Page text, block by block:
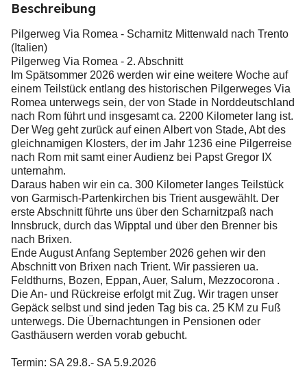
Beschreibung
Pilgerweg Via Romea - Scharnitz Mittenwald nach Trento
(Italien)
Pilgerweg Via Romea - 2. Abschnitt
Im Spätsommer 2026 werden wir eine weitere Woche auf
einem Teilstück entlang des historischen Pilgerweges Via
Romea unterwegs sein, der von Stade in Norddeutschland
nach Rom führt und insgesamt ca. 2200 Kilometer lang ist.
Der Weg geht zurück auf einen Albert von Stade, Abt des
gleichnamigen Klosters, der im Jahr 1236 eine Pilgerreise
nach Rom mit samt einer Audienz bei Papst Gregor IX
unternahm.
Daraus haben wir ein ca. 300 Kilometer langes Teilstück
von Garmisch-Partenkirchen bis Trient ausgewählt. Der
erste Abschnitt führte uns über den Scharnitzpaß nach
Innsbruck, durch das Wipptal und über den Brenner bis
nach Brixen.
Ende August Anfang September 2026 gehen wir den
Abschnitt von Brixen nach Trient. Wir passieren ua.
Feldthurns, Bozen, Eppan, Auer, Salurn, Mezzocorona .
Die An- und Rückreise erfolgt mit Zug. Wir tragen unser
Gepäck selbst und sind jeden Tag bis ca. 25 KM zu Fuß
unterwegs. Die Übernachtungen in Pensionen oder
Gasthäusern werden vorab gebucht.
Termin: SA 29.8.- SA 5.9.2026